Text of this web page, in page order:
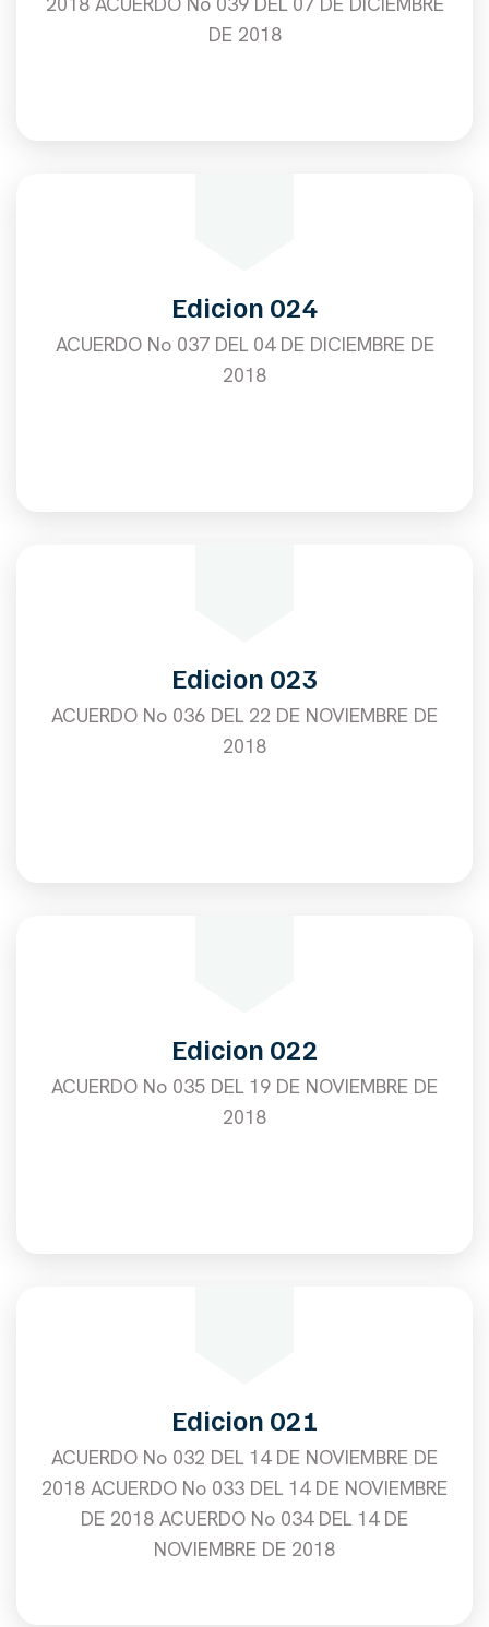
DE 2018
Edicion 024
ACUERDO No 037 DEL 04 DE DICIEMBRE DE
2018
Edicion 023
ACUERDO No 036 DEL 22 DE NOVIEMBRE DE
2018
Edicion 022
ACUERDO No 035 DEL 19 DE NOVIEMBRE DE
2018
Edicion 021
ACUERDO No 032 DEL 14 DE NOVIEMBRE DE
2018 ACUERDO No 033 DEL 14 DE NOVIEMBRE
DE 2018 ACUERDO No 034 DEL 14 DE
NOVIEMBRE DE 2018